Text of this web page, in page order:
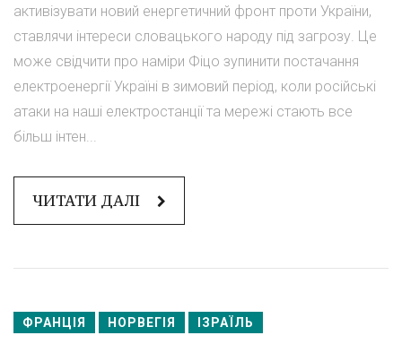
активізувати новий енергетичний фронт проти України,
ставлячи інтереси словацького народу під загрозу. Це
може свідчити про наміри Фіцо зупинити постачання
електроенергії Україні в зимовий період, коли російські
атаки на наші електростанції та мережі стають все
більш інтен...
ЧИТАТИ ДАЛІ
ФРАНЦІЯ НОРВЕГІЯ ІЗРАЇЛЬ